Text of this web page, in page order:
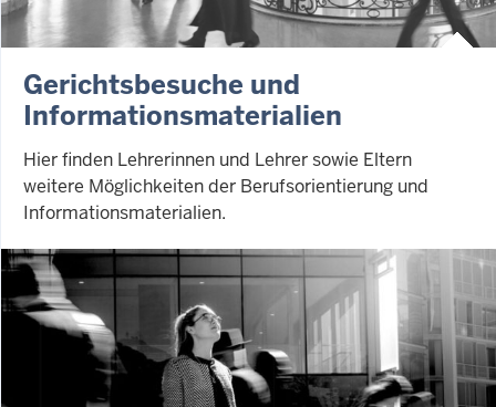
Gerichtsbesuche und
Informationsmaterialien
Hier finden Lehrerinnen und Lehrer sowie Eltern
weitere Möglichkeiten der Berufsorientierung und
Informationsmaterialien.